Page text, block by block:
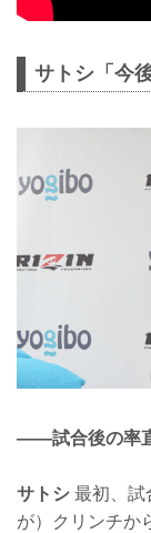
サトシ「今
——試合後の率
サトシ 最初、試
が）クリンチか